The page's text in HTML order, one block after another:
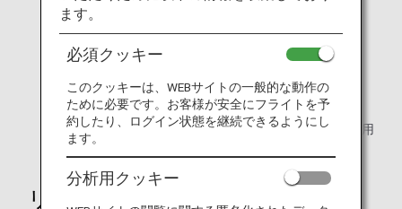
ご旅行のスタイルに合わせてサービスを
お選びいただける運賃に変更いたします。*
* 2026年5月19日搭乗分から適用
リニューアルポイント
ます。
必須クッキー
このクッキーは、WEBサイトの一般的な動作の
ために必要です。お客様が安全にフライトを予
約したり、ログイン状態を継続できるようにし
ます。
分析用クッキー